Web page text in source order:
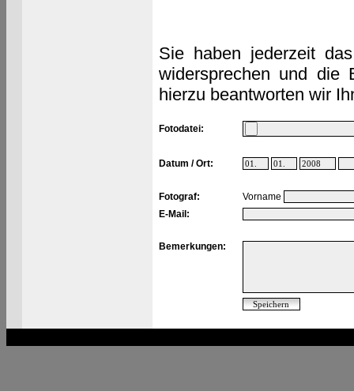
Sie haben jederzeit
widersprechen und die
hierzu beantworten wir
Fotodatei:
Datum / Ort:
Fotograf:
Vorname
E-Mail:
Bemerkungen: